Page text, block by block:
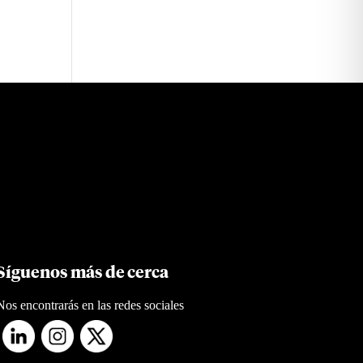
más de cerca
encontrarás en las redes sociales